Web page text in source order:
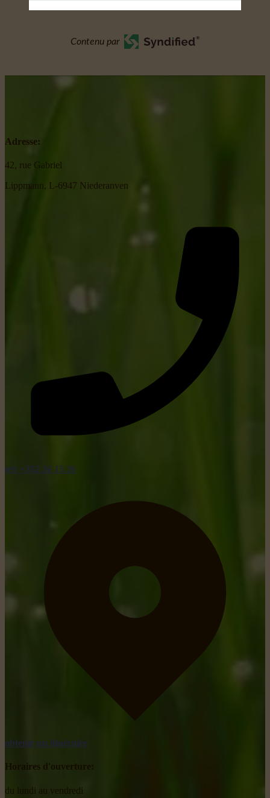
Contenu par
Adresse:
42, rue Gabriel
Lippmann, L-6947 Niederanven
tel: +352 26 15 26
obtenir un itinéraire
Horaires d'ouverture:
du lundi au vendredi